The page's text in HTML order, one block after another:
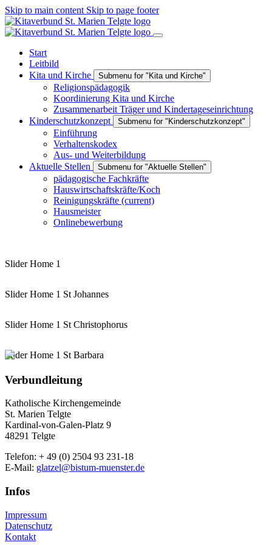
Skip to main content Skip to page footer
Start
Leitbild
Kita und Kirche
Submenu for "Kita und Kirche"
Religionspädagogik
Koordinierung Kita und Kirche
Zusammenarbeit Träger und Kindertageseinrichtung
Kinderschutzkonzept
Submenu for "Kinderschutzkonzept"
Einführung
Verhaltenskodex
Aus- und Weiterbildung
Aktuelle Stellen
Submenu for "Aktuelle Stellen"
pädagogische Fachkräfte
Hauswirtschaftskräfte/Koch
Reinigungskräfte (current)
Hausmeister
Onlinebewerbung
Slider Home 1
Slider Home 1 St Johannes
Slider Home 1 St Christophorus
Slider Home 1 St Barbara
Verbundleitung
Katholische Kirchengemeinde
St. Marien Telgte
Kardinal-von-Galen-Platz 9
48291 Telgte
Telefon: + 49 (0) 2504 93 231-18
E-Mail: glatzel@bistum-muenster.de
Infos
Impressum
Datenschutz
Kontakt